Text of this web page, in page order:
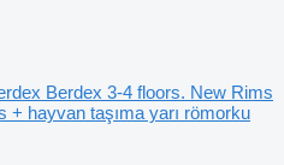
Berdex 3-4 floors. New Rims
+ hayvan taşıma yarı römorku